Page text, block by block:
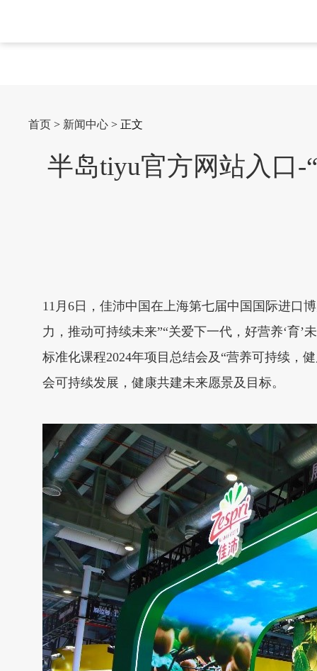
首页 > 新闻中心 > 正文
半岛tiyu官方网站入口-
11月6日，佳沛中国在上海第七届中国国际进口
力，推动可持续未来”“关爱下一代，好营养‘育’
标准化课程2024年项目总结会及“营养可持续，
会可持续发展，健康共建未来愿景及目标。